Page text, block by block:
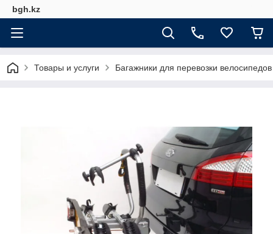
bgh.kz
Товары и услуги Багажники для перевозки велосипедов